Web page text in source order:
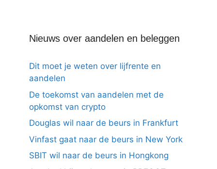
Nieuws over aandelen en beleggen
Dit moet je weten over lijfrente en
aandelen
De toekomst van aandelen met de
opkomst van crypto
Douglas wil naar de beurs in Frankfurt
Vinfast gaat naar de beurs in New York
SBIT wil naar de beurs in Hongkong